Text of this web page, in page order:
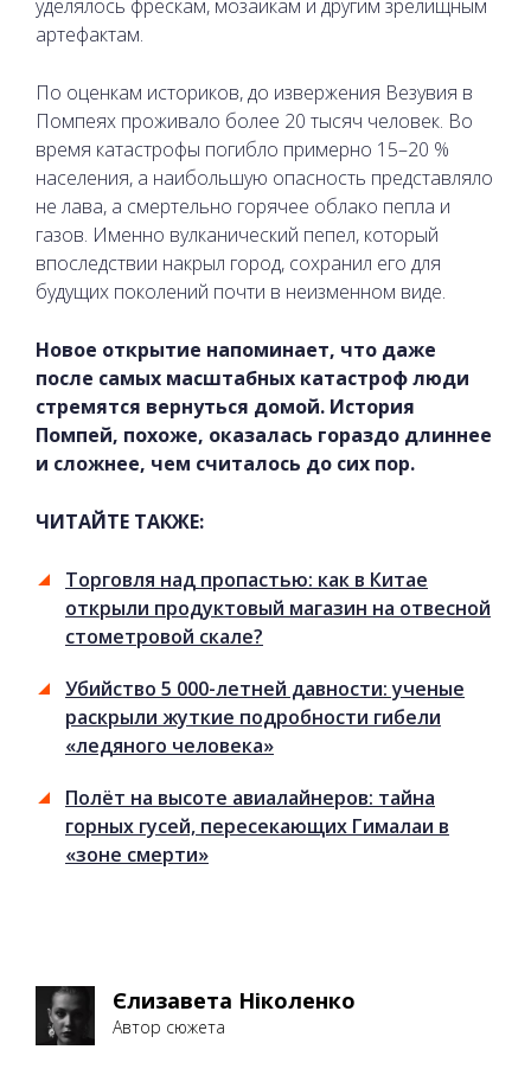
уделялось фрескам, мозаикам и другим зрелищным
артефактам.
По оценкам историков, до извержения Везувия в
Помпеях проживало более 20 тысяч человек. Во
время катастрофы погибло примерно 15–20 %
населения, а наибольшую опасность представляло
не лава, а смертельно горячее облако пепла и
газов. Именно вулканический пепел, который
впоследствии накрыл город, сохранил его для
будущих поколений почти в неизменном виде.
Новое открытие напоминает, что даже
после самых масштабных катастроф люди
стремятся вернуться домой. История
Помпей, похоже, оказалась гораздо длиннее
и сложнее, чем считалось до сих пор.
ЧИТАЙТЕ ТАКЖЕ:
Торговля над пропастью: как в Китае
открыли продуктовый магазин на отвесной
стометровой скале?
Убийство 5 000-летней давности: ученые
раскрыли жуткие подробности гибели
«ледяного человека»
Полёт на высоте авиалайнеров: тайна
горных гусей, пересекающих Гималаи в
«зоне смерти»
Єлизавета Ніколенко
Автор сюжета